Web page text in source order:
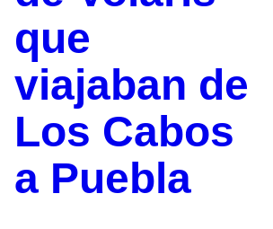
que
viajaban de
Los Cabos
a Puebla